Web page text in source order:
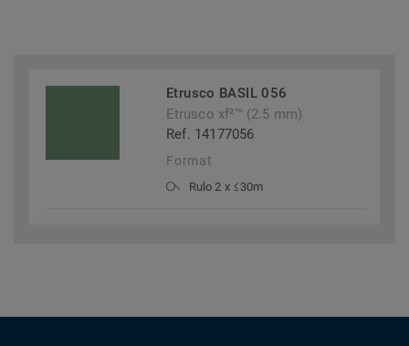
Etrusco BASIL 056
Etrusco xf²™ (2.5 mm)
Ref. 14177056
Format
Rulo 2 x ≤30m